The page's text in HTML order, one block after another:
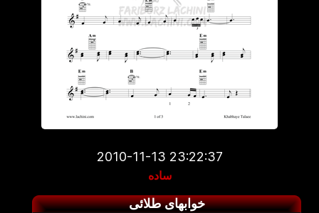
2010-11-13 23:22:37
ساده
خوابهای طلائی